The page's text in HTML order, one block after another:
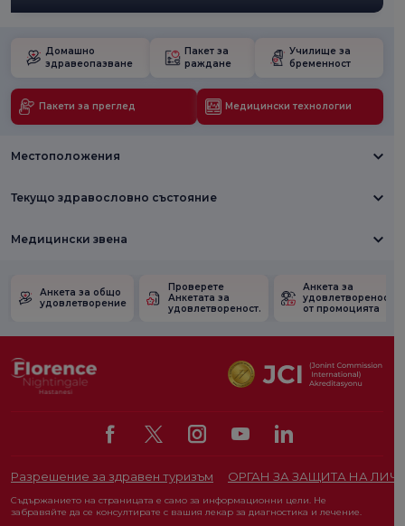
Домашно
здравеопазване
Пакет за
раждане
Училище за
бременност
Пакети за преглед Медицински технологии
Местоположения
Текущо здравословно състояние
Медицински звена
Анкета за общо
удовлетворение
Проверете
Анкетата за
удовлетвореност.
Анкета за
удовлетвореност
от промоцията
Разрешение за здравен туризъм ОРГАН ЗА ЗАЩИТА НА
Съдържанието на страницата е само за информационни цели. Не
забравяйте да се консултирате с вашия лекар за диагностика и лечение.